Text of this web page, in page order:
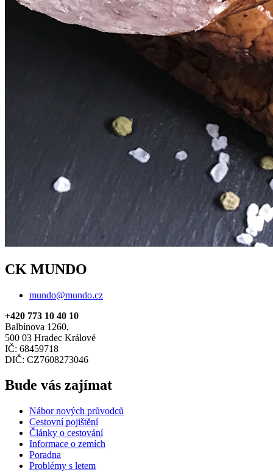
CK MUNDO
mundo@mundo.cz
+420 773 10 40 10
Balbínova 1260,
500 03 Hradec Králové
IČ: 68459718
DIČ: CZ7608273046
Bude vás zajímat
Nábor nových průvodců
Cestovní pojištění
Články o cestování
Informace o zemích
Poradna
Problémy s letem